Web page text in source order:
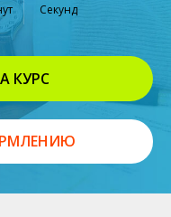
Секунд
КУРС